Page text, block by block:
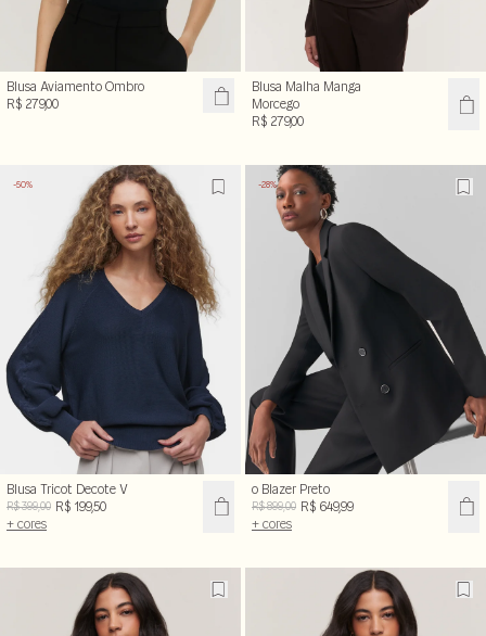
Blusa Aviamento Ombro
R$ 279,00
Blusa Malha Manga
Morcego
R$ 279,00
-50%
Blusa Tricot Decote V
R$ 399,00 R$ 199,50
+ cores
-28%
o Blazer Preto
R$ 899,00 R$ 649,99
+ cores